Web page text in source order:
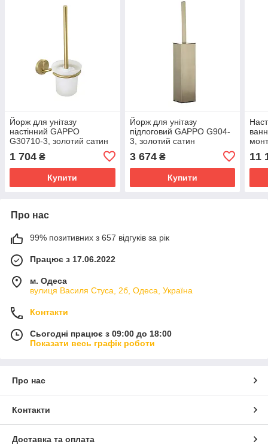
Йорж для унітазу
настінний GAPPO
G30710-3, золотий сатин
1 704 ₴
Купити
Йорж для унітазу
підлоговий GAPPO G904-
3, золотий сатин
3 674₴
Купити
11
Про нас
99% позитивних з 657 відгуків за рік
Працює з 17.06.2022
м. Одеса
вулиця Василя Стуса, 2б, Одеса, Україна
Контакти
Сьогодні працює з 09:00 до 18:00
Показати весь графік роботи
Про нас
Контакти
Доставка та оплата